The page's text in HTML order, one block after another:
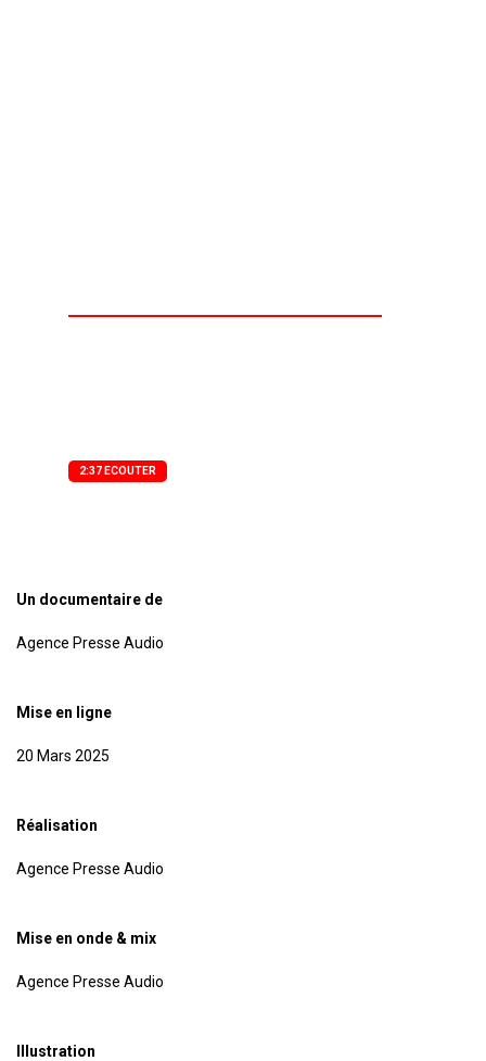
2:37 ECOUTER
Un documentaire de
Agence Presse Audio
Mise en ligne
20 Mars 2025
Réalisation
Agence Presse Audio
Mise en onde & mix
Agence Presse Audio
Illustration